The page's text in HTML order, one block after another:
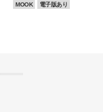
MOOK 電子版あり